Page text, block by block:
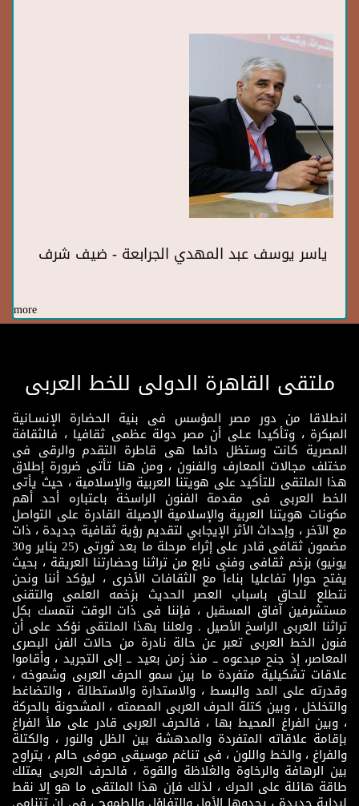
ياسر يوسف عبد المهدي الجرابعة - ضيف شرف
more
ملتقى القاهرة الدولى للخط العربى
انطلاقا من دور مصر المؤسس فى بنية الحضارة الإنسـانية
المبكرة ، وتأكيدا عـلى أن مصر دولة عظمى ثقافيا ، فالثقافة
المصرية كانت وستظل دائما هى قاطرة التقدم والرقى فى
مختلف مجالات المعارف والفنون ، ومن هنا تأتى ضرورة إطلاق
هذا الملتقى للتأكيد على هويتنا العربية والإسلامية ، حيث يأتى
الخط العربى فى مقدمة الفنون الراسخة باعتباره أحد أهم
مكونات هويتنا العربية والإسلامية الإصيلة القادرة على التواصل
مع الآخر ، وإحداث الأثر الإيجابي لتقديم رؤية ثقافية جديدة ، ذات
مضمون ثقافى قادر على إثراء مرحلة ما بعد ثورتى (25 يناير و30
يونيو) بزخم ثقافى وفنى نابع من تراثنا وحضارتنا العريقة ، بحيث
يفتح حوارا تفاعليا بناءاً مع الثقافات الأخرى ، ليؤكد أننا ونحن
نتطلع للحاق باسباب العصر الحديث بزخمه العلمى والتقنى
مستشرفين آفاق المسقبل ، فإننا فى ذات الوقت نتمسك بكل
تراثنا العربى الراسخ الأصيل . ولعلنا بهذا الملتقى نؤكد على أن
فنون الخط العربى تعبر عن حالة نادرة من حالات الفن البصرى
المعاصر، إذ جنح مبدعوه ــ منذ زمن بعيد ــ إلى التجريد ، وأقاموا
علاقات تشكيلية متفردة ما بين سمو الحرف العربى وشموخه ،
وقدرته على المد والبسط ، والاستدارة والاستطالة ، والتضاغط
والتخلخل ، وبين كتلة الحرف العربى المصمته ، المشحونة بالحركة
، وبين الفراغ المحيط بها ، فالحرف العربى قادر على ملأ الفراغ
بإقامة علاقاته المتفردة والمدهشة بين الظل والنور ، والكتلة
والفراغ ، والخط واللون ، فى تناغم موسيقى صوفى حالم ، يتراوح
بين الرهافة والرخاوة والغلاظة والقوة ، فالحرف العربى يمتلك
طاقة هائلة على الحرك ، لذلك فإن هذا الملتقى ما هو إلا نقط